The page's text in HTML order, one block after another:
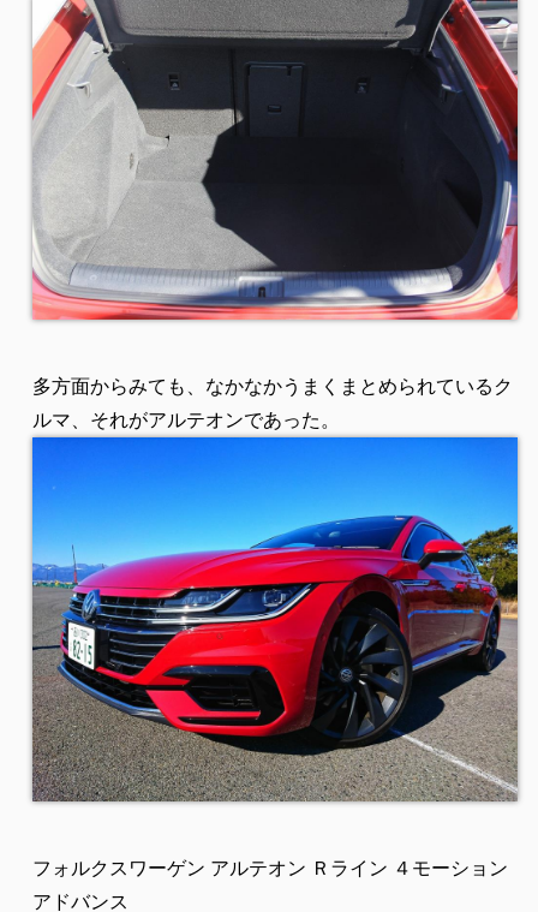
多方面からみても、なかなかうまくまとめられているク
ルマ、それがアルテオンであった。
フォルクスワーゲン アルテオン Ｒライン ４モーション
アドバンス